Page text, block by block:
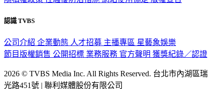
認識 TVBS
公司介紹 企業動態 人才招募 主播專區 星藝象娛樂
節目版權銷售 公開招標 業務服務 官方聲明 獲獎紀錄／認證
2026 © TVBS Media Inc. All Rights Reserved. 台北市內湖區瑞
光路451號 | 聯利媒體股份有限公司